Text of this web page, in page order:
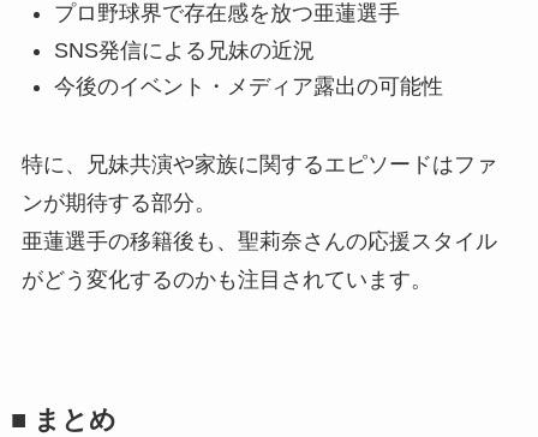
プロ野球界で存在感を放つ亜蓮選手
SNS発信による兄妹の近況
今後のイベント・メディア露出の可能性
特に、兄妹共演や家族に関するエピソードはファ
ンが期待する部分。
亜蓮選手の移籍後も、聖莉奈さんの応援スタイル
がどう変化するのかも注目されています。
■ まとめ